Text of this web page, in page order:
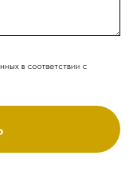
в соответствии с